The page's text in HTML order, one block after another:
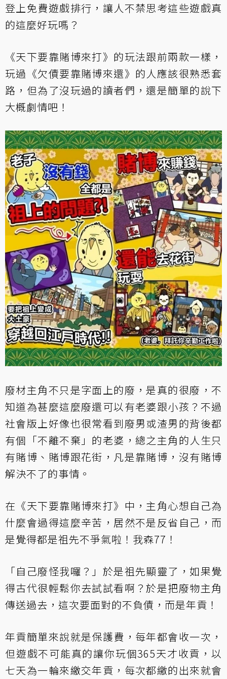
登上免費遊戲排行，讓人不禁思考這些遊戲真
的這麼好玩嗎？
《天下要靠賭博來打》的玩法跟前兩款一樣，
玩過《欠債要靠賭博來還》的人應該很熟悉套
路，但為了沒玩過的讀者們，還是簡單的說下
大概劇情吧！
廢材主角不只是字面上的廢，是真的很廢，不
知道為甚麼這麼廢還可以有老婆跟小孩？不過
社會版上好像也很常看到廢男或渣男的背後都
有個「不離不棄」的老婆，總之主角的人生只
有賭博、賭博跟花街，凡是靠賭博，沒有賭博
解決不了的事情。
在《天下要靠賭博來打》中，主角心想自己為
什麼會過得這麼辛苦，居然不是反省自己，而
是覺得都是祖先不爭氣啦！我森77！
「自己廢怪我囉？」於是祖先顯靈了，如果覺
得古代很輕鬆你去試試看啊？於是把廢物主角
傳送過去，這次要面對的不負債，而是年貢！
年貢簡單來說就是保護費，每年都會收一次，
但遊戲不可能真的讓你玩個365天才收貢，以
七天為一輪來繳交年貢，每次都繳的出來就會